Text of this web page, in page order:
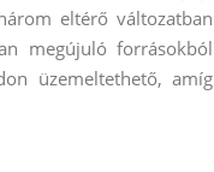
eltérő változatban
megújuló forrásokból
üzemeltethető, amíg